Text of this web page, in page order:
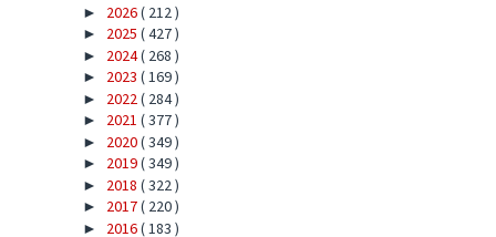
► 2026( 212 )
► 2025 ( 427 )
► 2024( 268 )
► 2023 ( 169 )
► 2022( 284 )
► 2021 ( 377 )
► 2020( 349 )
► 2019( 349 )
► 2018 ( 322 )
► 2017( 220 )
► 2016( 183 )